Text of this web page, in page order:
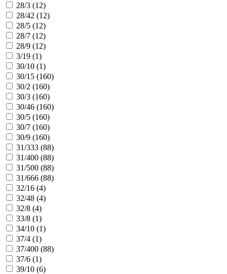
28/3 (12)
28/42 (12)
28/5 (12)
28/7 (12)
28/9 (12)
3/19 (1)
30/10 (1)
30/15 (160)
30/2 (160)
30/3 (160)
30/46 (160)
30/5 (160)
30/7 (160)
30/9 (160)
31/333 (88)
31/400 (88)
31/500 (88)
31/666 (88)
32/16 (4)
32/48 (4)
32/8 (4)
33/8 (1)
34/10 (1)
37/4 (1)
37/400 (88)
37/6 (1)
39/10 (6)